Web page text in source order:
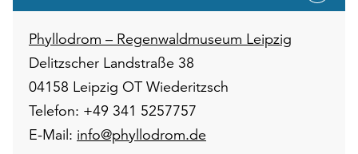
Phyllodrom – Regenwaldmuseum Leipzig
Delitzscher Landstraße 38
04158 Leipzig OT Wiederitzsch
Telefon: +49 341 5257757
E-Mail: info@phyllodrom.de